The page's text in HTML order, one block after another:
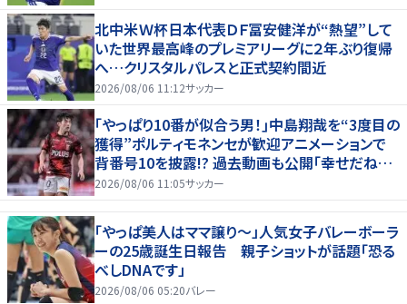
北中米Ｗ杯日本代表ＤＦ冨安健洋が“熱望”して
いた世界最高峰のプレミアリーグに２年ぶり復帰
へ…クリスタルパレスと正式契約間近
2026/08/06 11:12サッカー
｢やっぱり10番が似合う男！｣中島翔哉を“3度目の
獲得”ポルティモネンセが歓迎アニメーションで
背番号10を披露!? 過去動画も公開｢幸せだね〜｣
｢爽やかイケメン｣
2026/08/06 11:05サッカー
「やっぱ美人はママ譲り～」人気女子バレーボーラ
ーの25歳誕生日報告 親子ショットが話題「恐る
べしDNAです」
2026/08/06 05:20バレー